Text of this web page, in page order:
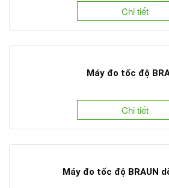
Chi tiết
Máy đo tốc độ
Chi tiết
Máy đo tốc độ BRAUN